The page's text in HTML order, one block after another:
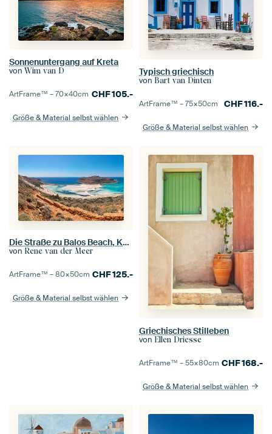
Sonnenuntergang auf Kreta
von Wim van D
ArtFrame™ –70×40cm CHF105.-
Größe & Material selbst wählen
Typisch griechisch
von Bart van Dinten
ArtFrame™ –75×50cm CHF116.-
Größe & Material selbst wählen
Die Straße zu Balos Beach, Kaliviani, Kreta, Griechenland
von Rene van der Meer
ArtFrame™ –80×50cm CHF125.-
Größe & Material selbst wählen
Griechisches Stilleben
von Ellen Driesse
ArtFrame™ –55×80cm CHF168.-
Größe & Material selbst wählen